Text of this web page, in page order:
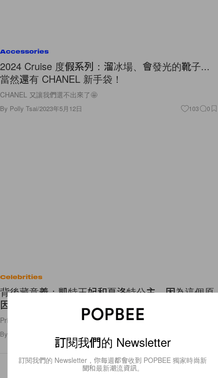
Accessories
2024 Cruise 度假系列：溜冰場、會發光的靴子...
當然還有 CHANEL 新手袋！
CHANEL 又讓我們選不出來了🤩
By Polly Tsai/2023年5月12日 103 0
Celebrities
背後藏意義：凱特王妃和夏洛特公主，因為這個原
因戴上同一款花冠！
Princess Charlotte 複製媽媽的頭飾，戴上縮小版的花冠好可愛！
By 訂閱我們的 Newsletter
訂閱我們的 Newsletter，你每週都會收到 POPBEE 獨家時尚新
聞和最新潮流資訊。